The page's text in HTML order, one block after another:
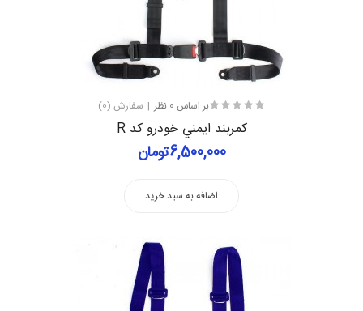
بر اساس 0 نظر سفارش (0)
كمربند ايمني خودرو کد R
6,500,000تومان
اضافه به سبد خرید